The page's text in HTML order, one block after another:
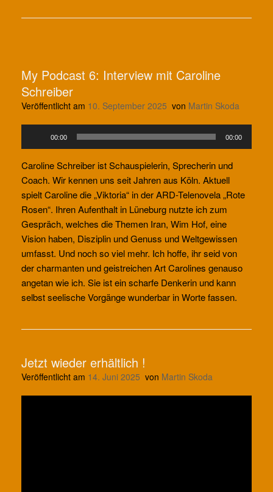
My Podcast 6: Interview mit Caroline
Schreiber
Veröffentlicht am 10. September 2025 von Martin Skoda
Player
00:00 00:00
Caroline Schreiber ist Schauspielerin, Sprecherin und
Coach. Wir kennen uns seit Jahren aus Köln. Aktuell
spielt Caroline die „Viktoria“ in der ARD-Telenovela „Rote
Rosen“. Ihren Aufenthalt in Lüneburg nutzte ich zum
Gespräch, welches die Themen Iran, Wim Hof, eine
Vision haben, Disziplin und Genuss und Weltgewissen
umfasst. Und noch so viel mehr. Ich hoffe, ihr seid von
der charmanten und geistreichen Art Carolines genauso
angetan wie ich. Sie ist ein scharfe Denkerin und kann
selbst seelische Vorgänge wunderbar in Worte fassen.
Jetzt wieder erhältlich !
Veröffentlicht am 14. Juni 2025 von Martin Skoda